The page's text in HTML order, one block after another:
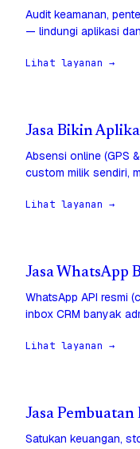
Audit keamanan,
— lindungi aplikasi
Lihat layanan →
Jasa Bikin
Absensi online (GPS
custom milik sendiri,
Lihat layanan →
Jasa WhatsApp
WhatsApp API resmi
inbox CRM banyak
Lihat layanan →
Jasa Pembuatan
Satukan keuangan,